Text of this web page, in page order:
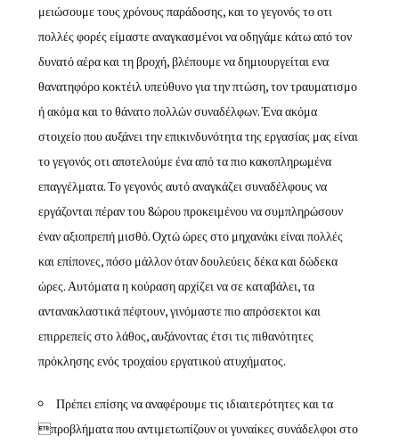
μειώσουμε τους χρόνους παράδοσης, και το γεγονός το οτι
πολλές φορές είμαστε αναγκασμένοι να οδηγάμε κάτω από τον
δυνατό αέρα και τη βροχή, βλέπουμε να δημιουργείται ενα
θανατηφόρο κοκτέιλ υπεύθυνο για την πτώση, τον τραυματισμο
ή ακόμα και το θάνατο πολλών συναδέλφων. Ένα ακόμα
στοιχείο που αυξάνει την επικινδυνότητα της εργασίας μας είναι
το γεγονός οτι αποτελούμε ένα από τα πιο κακοπληρωμένα
επαγγέλματα. Το γεγονός αυτό αναγκάζει συναδέλφους να
εργάζονται πέραν του 8ώρου προκειμένου να συμπληρώσουν
έναν αξιοπρεπή μισθό. Οχτώ ώρες στο μηχανάκι είναι πολλές
και επίπονες, πόσο μάλλον όταν δουλεύεις δέκα και δώδεκα
ώρες. Αυτόματα η κούραση αρχίζει να σε καταβάλει, τα
αντανακλαστικά πέφτουν, γινόμαστε πιο απρόσεκτοι και
επιρρεπείς στο λάθος, αυξάνοντας έτσι τις πιθανότητες
πρόκλησης ενός τροχαίου εργατικού ατυχήματος.
Πρέπει επίσης να αναφέρουμε τις ιδιαιτερότητες και τα
προβλήματα που αντιμετωπίζουν οι γυναίκες συνάδελφοι στο